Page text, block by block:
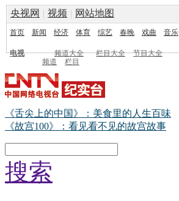
央视网 | 视频 | 网站地图
首页 新闻 经济 体育 综艺 春晚 戏曲 音乐
电视 频道大全 栏目大全 节目大全
频道
栏目
《舌尖上的中国》：美食里的人生百味
《故宫100》：看见看不见的故宫故事
搜索